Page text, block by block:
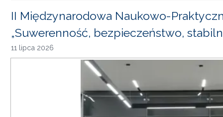
II Międzynarodowa Naukowo-
„Suwerenność, bezpieczeństwo,
11 lipca 2026